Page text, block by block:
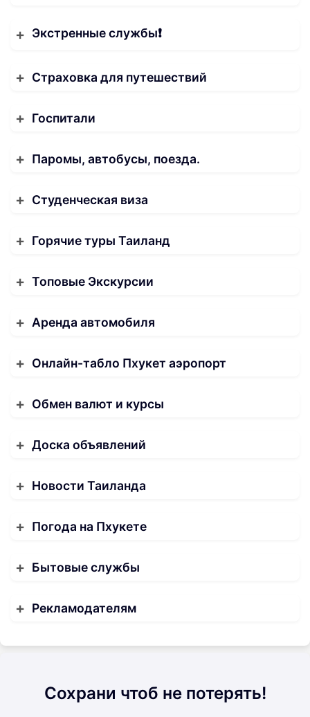
Экстренные службы❗️
Страховка для путешествий
Госпитали
Паромы, автобусы, поезда.
Студенческая виза
Горячие туры Таиланд
Топовые Экскурсии
Аренда автомобиля
Онлайн-табло Пхукет аэропорт
Обмен валют и курсы
Доска объявлений
Новости Таиланда
Погода на Пхукете
Бытовые службы
Рекламодателям
Сохрани чтоб не потерять!